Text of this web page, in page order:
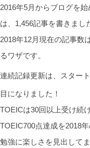
2016年5月からブログを
は、1,456記事を書きまし
2018年12月現在の記事数
るワザです。
連続記録更新は、スター
目になりました！
TOEICは30回以上受け続
TOEIC700点達成を2018
勉強に楽しさを見出してま